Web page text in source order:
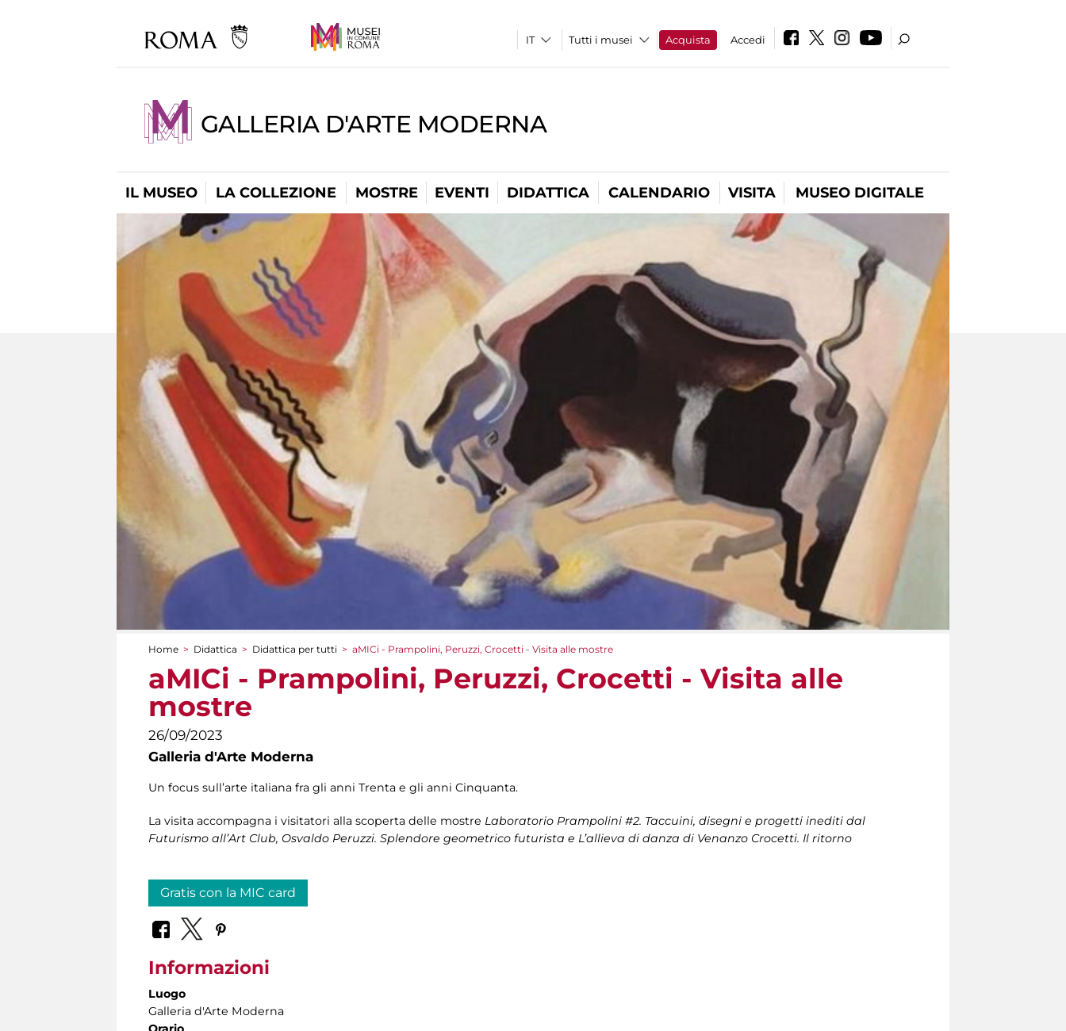
Tutti i musei Acquista Accedi
GALLERIA D'ARTE MODERNA
IL MUSEO LA COLLEZIONE MOSTRE EVENTI DIDATTICA CALENDARIO VISITA MUSEO DIGITALE
Tu sei qui
Home > Didattica > Didattica per tutti > aMICi - Prampolini, Peruzzi, Crocetti - Visita alle mostre
aMICi - Prampolini, Peruzzi, Crocetti - Visita alle
mostre
26/09/2023
Galleria d'Arte Moderna
Un focus sull’arte italiana fra gli anni Trenta e gli anni Cinquanta.
La visita accompagna i visitatori alla scoperta delle mostre Laboratorio Prampolini #2. Taccuini, disegni e progetti inediti dal
Futurismo all’Art Club, Osvaldo Peruzzi. Splendore geometrico futurista e L’allieva di danza di Venanzo Crocetti. Il ritorno
Gratis con la MIC card
Informazioni
Luogo
Galleria d'Arte Moderna